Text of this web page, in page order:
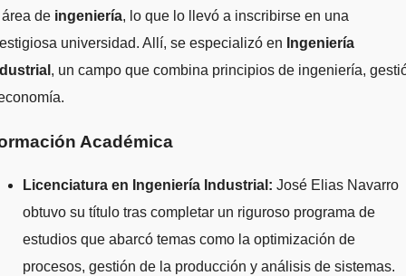
de ingeniería, lo que lo llevó a inscribirse en una
universidad. Allí, se especializó en Ingeniería
, un campo que combina principios de ingeniería,
Académica
Licenciatura en Ingeniería Industrial: José Elias Navarro
obtuvo su título tras completar un riguroso programa de
estudios que abarcó temas como la optimización de
procesos, gestión de la producción y análisis de sistemas.